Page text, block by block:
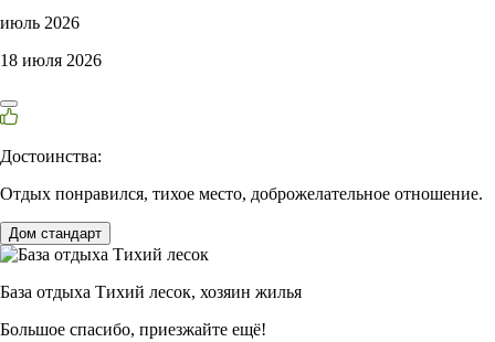
июль 2026
18 июля 2026
Достоинства:
Отдых понравился, тихое место, доброжелательное отношение.
Дом стандарт
База отдыха Тихий лесок, хозяин жилья
Большое спасибо, приезжайте ещё!